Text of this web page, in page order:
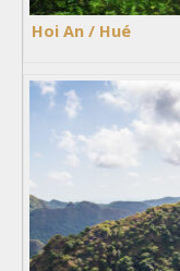
Hoi An / Hué